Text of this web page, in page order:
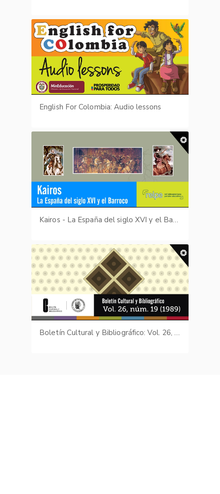
English For Colombia: Audio lessons
Kairos - La España del siglo XVI y el Barroco
Boletín Cultural y Bibliográfico: Vol. 26, núm. 19 (1989)